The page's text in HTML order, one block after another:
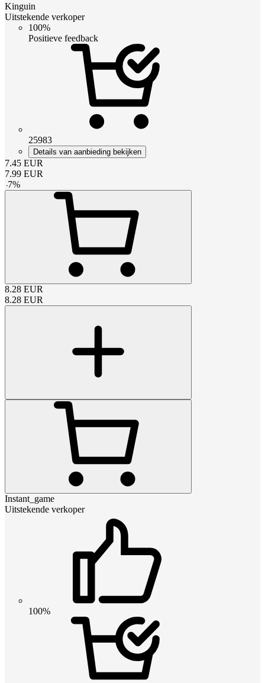
Kinguin
Uitstekende verkoper
100%
Positieve feedback
25983
Details van aanbieding bekijken
7.45 EUR
7.99 EUR
-7%
8.28 EUR
8.28 EUR
Instant_game
Uitstekende verkoper
100%